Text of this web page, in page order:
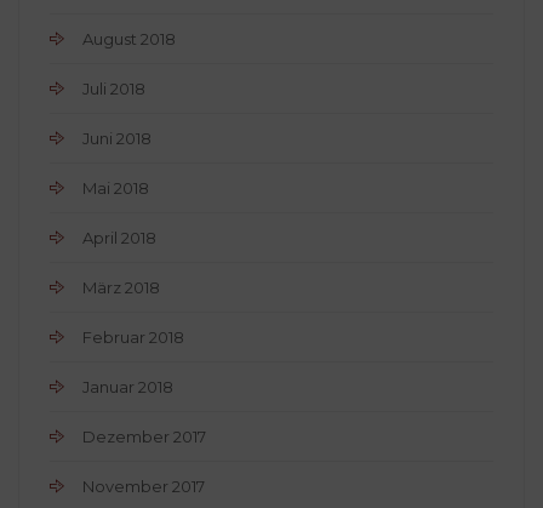
August 2018
Juli 2018
Juni 2018
Mai 2018
April 2018
März 2018
Februar 2018
Januar 2018
Dezember 2017
November 2017